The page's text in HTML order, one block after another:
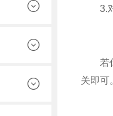
3.
若你
关即可